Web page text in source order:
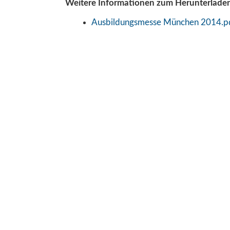
Weitere Informationen zum
Ausbildungsmesse München